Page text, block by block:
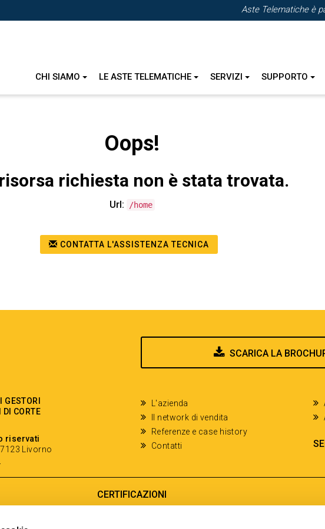
Aste Telematiche è
CHI SIAMO LE ASTE TELEMATICHE SERVIZI SUPPORTO
Oops!
richiesta non è stata trovata.
Url: /home
CONTATTA L'ASSISTENZA TECNICA
SCARICA LA
DI CORTE
riservati
Livorno
L'azienda
Il network di vendita
Referenze e case history
Contatti
CERTIFICAZIONI